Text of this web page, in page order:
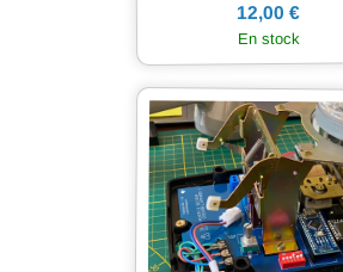
12,00 €
En stock